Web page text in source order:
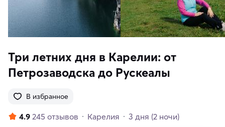
Три летних дня в Карелии: от
Петрозаводска до Рускеалы
В избранное
4.9 245 отзывов Карелия 3 дня (2 ночи)